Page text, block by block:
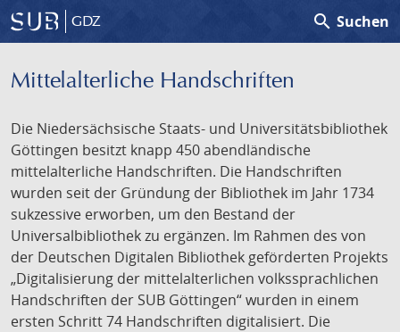
GDZ search Suchen
Mittelalterliche Handschriften
Die Niedersächsische Staats- und Universitätsbibliothek
Göttingen besitzt knapp 450 abendländische
mittelalterliche Handschriften. Die Handschriften
wurden seit der Gründung der Bibliothek im Jahr 1734
sukzessive erworben, um den Bestand der
Universalbibliothek zu ergänzen. Im Rahmen des von
der Deutschen Digitalen Bibliothek geförderten Projekts
„Digitalisierung der mittelalterlichen volkssprachlichen
Handschriften der SUB Göttingen“ wurden in einem
ersten Schritt 74 Handschriften digitalisiert. Die